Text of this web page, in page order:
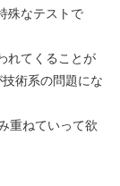
殊なテストで
れてくることが
術系の問題にな
重ねていって欲